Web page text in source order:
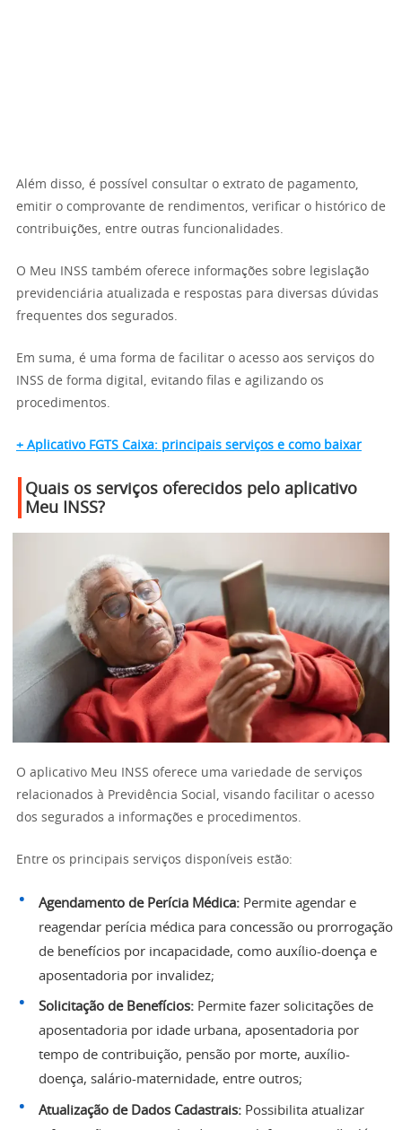
Além disso, é possível consultar o extrato de pagamento,
emitir o comprovante de rendimentos, verificar o histórico de
contribuições, entre outras funcionalidades.
O Meu INSS também oferece informações sobre legislação
previdenciária atualizada e respostas para diversas dúvidas
frequentes dos segurados.
Em suma, é uma forma de facilitar o acesso aos serviços do
INSS de forma digital, evitando filas e agilizando os
procedimentos.
+ Aplicativo FGTS Caixa: principais serviços e como baixar
Quais os serviços oferecidos pelo aplicativo
Meu INSS?
O aplicativo Meu INSS oferece uma variedade de serviços
relacionados à Previdência Social, visando facilitar o acesso
dos segurados a informações e procedimentos.
Entre os principais serviços disponíveis estão:
Agendamento de Perícia Médica: Permite agendar e
reagendar perícia médica para concessão ou prorrogação
de benefícios por incapacidade, como auxílio-doença e
aposentadoria por invalidez;
Solicitação de Benefícios:Permite fazer solicitações de
aposentadoria por idade urbana, aposentadoria por
tempo de contribuição, pensão por morte, auxílio-
doença, salário-maternidade, entre outros;
Atualização de Dados Cadastrais:Possibilita atualizar